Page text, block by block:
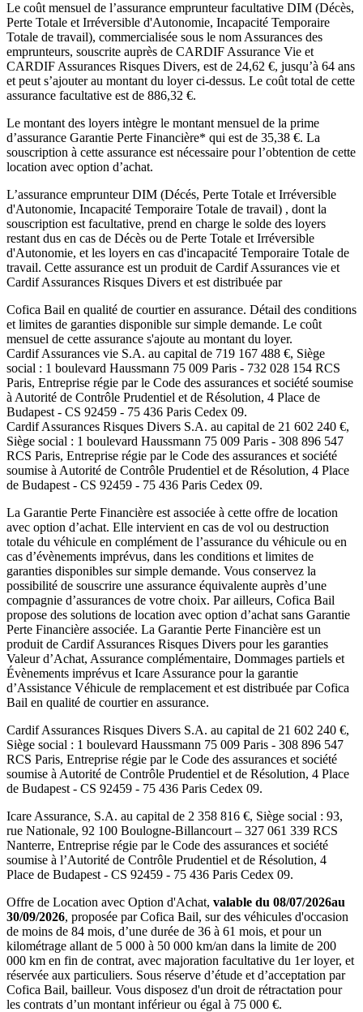
Le coût mensuel de l’assurance emprunteur facultative DIM (Décès,
Perte Totale et Irréversible d'Autonomie, Incapacité Temporaire
Totale de travail), commercialisée sous le nom Assurances des
emprunteurs, souscrite auprès de CARDIF Assurance Vie et
CARDIF Assurances Risques Divers, est de 24,62 €, jusqu’à 64 ans
et peut s’ajouter au montant du loyer ci-dessus. Le coût total de cette
assurance facultative est de 886,32 €.
Le montant des loyers intègre le montant mensuel de la prime
d’assurance Garantie Perte Financière* qui est de 35,38 €. La
souscription à cette assurance est nécessaire pour l’obtention de cette
location avec option d’achat.
L’assurance emprunteurDIM (Décés, Perte Totale et Irréversible
d'Autonomie, Incapacité Temporaire Totale de travail) , dont la
souscription est facultative, prend en charge le solde des loyers
restant dus en cas de Décès ou de Perte Totale et Irréversible
d'Autonomie, et les loyers en cas d'incapacité Temporaire Totale de
travail. Cette assurance est un produit de Cardif Assurances vie et
Cardif Assurances Risques Divers et est distribuée par
Cofica Bail en qualité de courtier en assurance. Détail des conditions
et limites de garanties disponible sur simple demande. Le coût
mensuel de cette assurance s'ajoute au montant du loyer.
Cardif Assurances vie S.A. au capital de 719 167 488 €, Siège
social : 1 boulevard Haussmann 75 009 Paris - 732 028 154 RCS
Paris, Entreprise régie par le Code des assurances et société soumise
à Autorité de Contrôle Prudentiel et de Résolution, 4 Place de
Budapest - CS 92459 - 75 436 Paris Cedex 09.
Cardif Assurances Risques Divers S.A. au capital de 21 602 240 €,
Siège social : 1 boulevard Haussmann 75 009 Paris - 308 896 547
RCS Paris, Entreprise régie par le Code des assurances et société
soumise à Autorité de Contrôle Prudentiel et de Résolution, 4 Place
de Budapest - CS 92459 - 75 436 Paris Cedex 09.
La Garantie Perte Financière est associée à cette offre de location
avec option d’achat. Elle intervient en cas de vol ou destruction
totale du véhicule en complément de l’assurance du véhicule ou en
cas d’évènements imprévus, dans les conditions et limites de
garanties disponibles sur simple demande. Vous conservez la
possibilité de souscrire une assurance équivalente auprès d’une
compagnie d’assurances de votre choix. Par ailleurs, Cofica Bail
propose des solutions de location avec option d’achat sans Garantie
Perte Financière associée. La Garantie Perte Financière est un
produit de Cardif Assurances Risques Divers pour les garanties
Valeur d’Achat, Assurance complémentaire, Dommages partiels et
Évènements imprévus et Icare Assurance pour la garantie
d’Assistance Véhicule de remplacement et est distribuée parCofica
Bail en qualité de courtier en assurance.
Cardif Assurances Risques Divers S.A. au capital de 21 602 240 €,
Siège social : 1 boulevard Haussmann 75 009 Paris - 308 896 547
RCS Paris, Entreprise régie par le Code des assurances et société
soumise à Autorité de Contrôle Prudentiel et de Résolution, 4 Place
de Budapest - CS 92459 - 75 436 Paris Cedex 09.
Icare Assurance, S.A. au capital de 2 358 816 €, Siège social : 93,
rue Nationale, 92 100 Boulogne-Billancourt – 327 061 339 RCS
Nanterre, Entreprise régie par le Code des assurances et société
soumise à l’Autorité de Contrôle Prudentiel et de Résolution, 4
Place de Budapest - CS 92459 - 75 436 Paris Cedex 09.
Offre de Location avec Option d'Achat, valable du 08/07/2026au
30/09/2026, proposée parCofica Bail, sur des véhicules d'occasion
de moins de 84 mois, d’une durée de 36 à 61 mois, et pour un
kilométrage allant de 5 000 à 50 000 km/an dans la limite de 200
000 km en fin de contrat, avec majoration facultative du 1er loyer, et
réservée aux particuliers. Sous réserve d’étude et d’acceptation par
Cofica Bail, bailleur. Vous disposez d'un droit de rétractation pour
les contrats d’un montant inférieur ou égal à 75 000 €.